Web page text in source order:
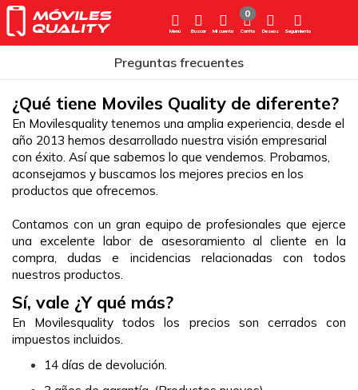
Menú Buscar Mi cuenta Carrito
0
Deseos Seguimiento
Preguntas frecuentes
¿Qué tiene Moviles Quality de diferente?
En Movilesquality tenemos una amplia experiencia, desde el
año 2013 hemos desarrollado nuestra visión empresarial
con éxito. Así que sabemos lo que vendemos. Probamos,
aconsejamos y buscamos los mejores precios en los
productos que ofrecemos.
Contamos con un gran equipo de profesionales que ejerce
una excelente labor de asesoramiento al cliente en la
compra, dudas e incidencias relacionadas con todos
nuestros productos.
Sí, vale ¿Y qué más?
En Movilesquality todos los precios son cerrados con
impuestos incluidos.
14 días de devolución.